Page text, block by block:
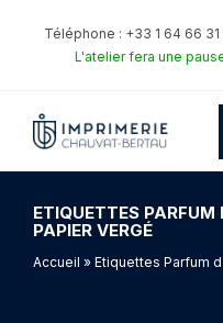
Téléphone : +33 1 64 66 31
L'atelier fera une
ETIQUETTES PARFUM
PAPIER VERGÉ
Accueil » Etiquettes Parfum